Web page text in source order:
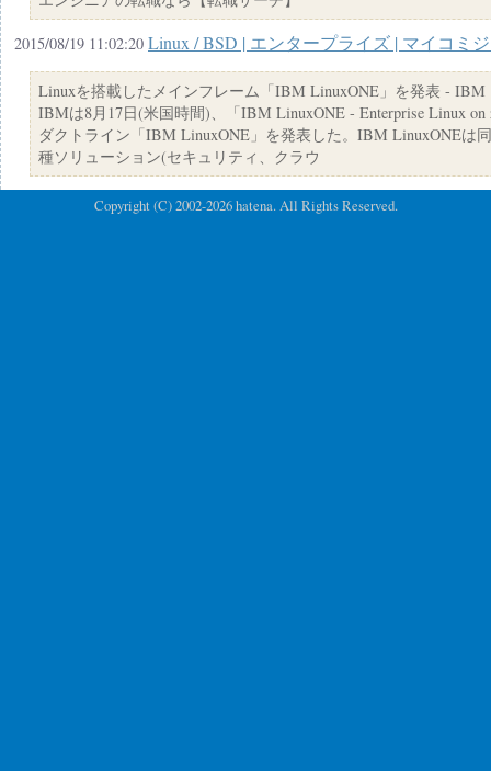
2015/08/19 11:02:20 Linux / BSD | エンタープライズ | マイコミ
Linuxを搭載したメインフレーム「IBM LinuxONE」を発表 - IBM
IBMは8月17日(米国時間)、「IBM LinuxONE - Enterprise Linux
ダクトライン「IBM LinuxONE」を発表した。IBM LinuxONEは
種ソリューション(セキュリティ、クラウ
Copyright (C) 2002-2026 hatena. All Rights Reserved.